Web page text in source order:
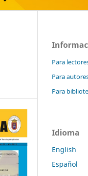
Para
Para
Para
Idioma
English
Español